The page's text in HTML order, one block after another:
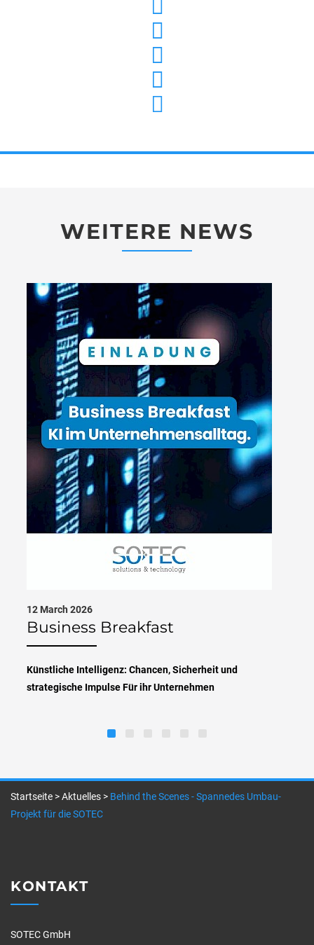
WEITERE NEWS
12 March 2026
Business Breakfast
Künstliche Intelligenz: Chancen, Sicherheit und
strategische Impulse Für ihr Unternehmen
Startseite >Aktuelles > Behind the Scenes - Spannedes Umbau-
Projekt für die SOTEC
KONTAKT
SOTEC GmbH